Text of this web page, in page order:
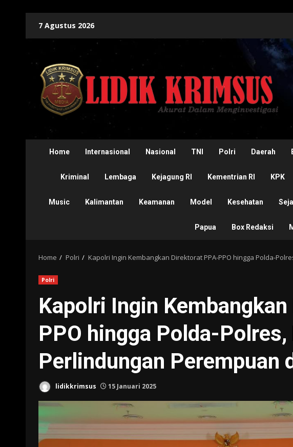
content
7 Agustus 2026
Home Internasional Nasional TNI Polri Daerah
Kriminal Lembaga Kejagung RI Kementrian RI KPK
Music Kalimantan Keamanan Model Kesehatan
Papua Box Redaksi
Home Polri Kapolri Ingin Kembangkan Direktorat PPA-PPO hingga Polda-
Polri
Kapolri Ingin
PPO hingga Polda-Polres,
Perlindungan Perempuan
lidikkrimsus 15 Januari 2025